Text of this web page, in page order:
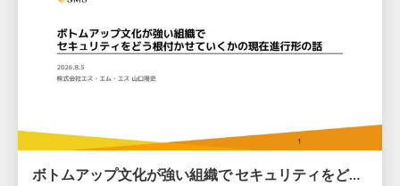
ボトムアップ文化が強い組織で セキュリティをどう根付かせていくかの現在進行形の話 / Making Security Stick in a Bottom-Up Organization